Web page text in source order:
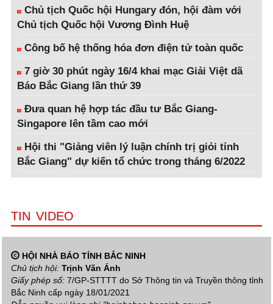
Chủ tịch Quốc hội Hungary đón, hội đàm với
Chủ tịch Quốc hội Vương Đình Huệ
Công bố hệ thống hóa đơn điện tử toàn quốc
7 giờ 30 phút ngày 16/4 khai mạc Giải Việt dã
Báo Bắc Giang lần thứ 39
Đưa quan hệ hợp tác đầu tư Bắc Giang-
Singapore lên tầm cao mới
Hội thi "Giảng viên lý luận chính trị giỏi tỉnh
Bắc Giang" dự kiến tổ chức trong tháng 6/2022
TIN VIDEO
HỘI NHÀ BÁO TỈNH BẮC NINH
Chủ tịch hội: Trịnh Văn Ánh
Giấy phép số: 7/GP-STTTT do Sở Thông tin và Truyền thông tỉnh
Bắc Ninh cấp ngày 18/01/2021